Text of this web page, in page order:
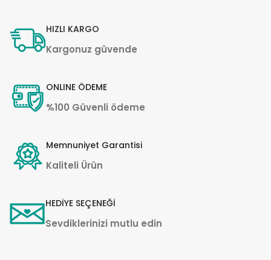
HIZLI KARGO
Kargonuz güvende
ONLINE ÖDEME
%100 Güvenli ödeme
Memnuniyet Garantisi
Kaliteli Ürün
HEDİYE SEÇENEĞİ
Sevdiklerinizi mutlu edin